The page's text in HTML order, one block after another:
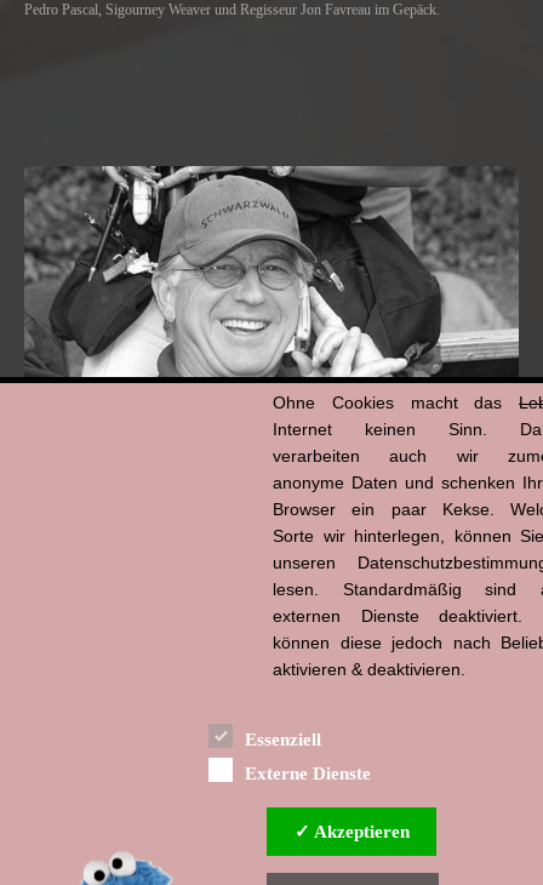
Pedro Pascal, Sigourney Weaver und Regisseur Jon Favreau im Gepäck.
Ohne Cookies macht das
Internet keinen Sinn.
verarbeiten auch wir
anonyme Daten und schenken
Browser ein paar Kekse.
Sorte wir hinterlegen, können
unseren
lesen. Standardmäßig sind
externen Dienste deaktiviert.
können diese jedoch nach
aktivieren & deaktivieren.
Essenziell
Externe Dienste
✓ Akzeptieren